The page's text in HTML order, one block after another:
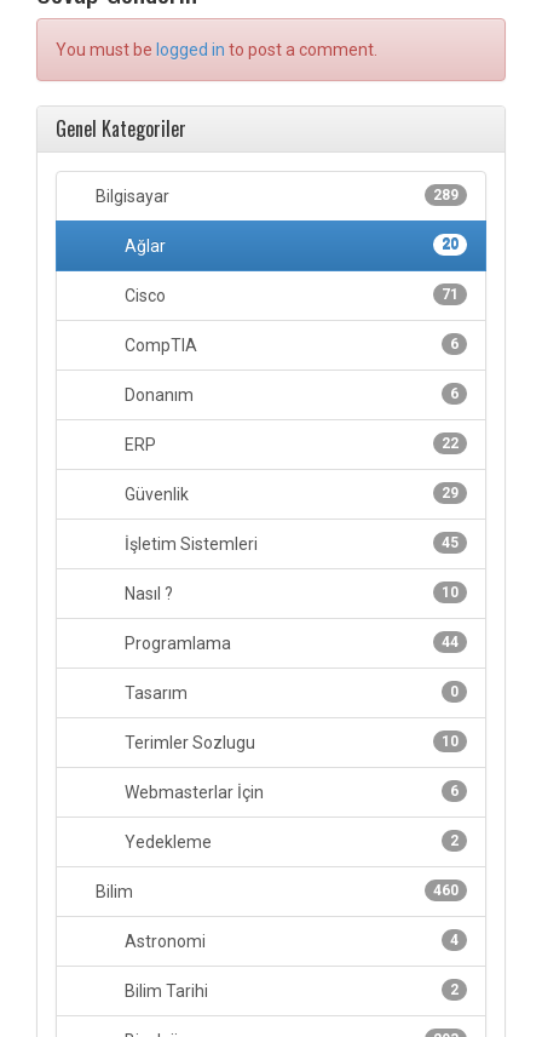
You must be logged in to post a comment.
Genel Kategoriler
289
Bilgisayar
20
Ağlar
71
Cisco
6
CompTIA
6
Donanım
22
ERP
29
Güvenlik
45
İşletim Sistemleri
10
Nasıl ?
44
Programlama
0
Tasarım
10
Terimler Sozlugu
6
Webmasterlar İçin
2
Yedekleme
460
Bilim
4
Astronomi
2
Bilim Tarihi